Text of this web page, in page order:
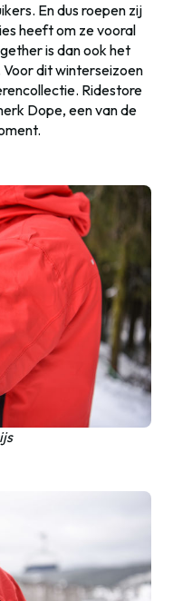
En dus roepen zij
heeft om ze vooral
is dan ook het
dit winterseizoen
Ridestore
Dope, een van de